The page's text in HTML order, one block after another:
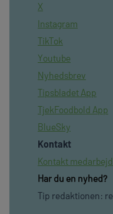
X
Instagram
TikTok
Youtube
Nyhedsbrev
Tipsbladet App
TjekFoodbold App
BlueSky
Kontakt
Kontakt
Har du en nyhed?
Tip redaktionen: